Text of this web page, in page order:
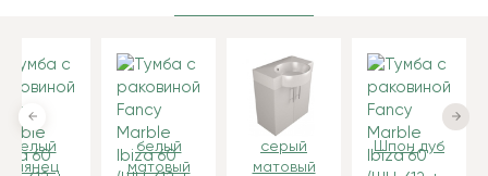
белый
глянец
белый
матовый
серый
матовый
Шпон дуб